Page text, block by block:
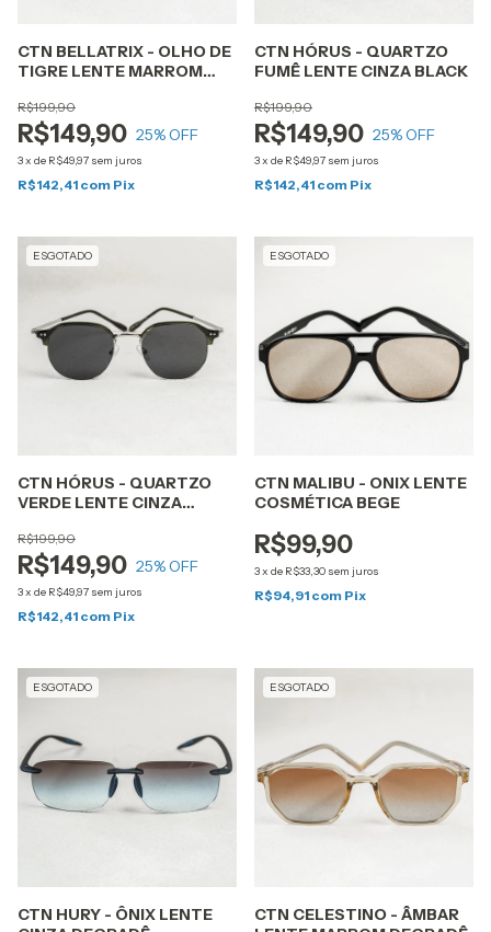
CTN BELLATRIX - OLHO DE
TIGRE LENTE MARROM
R$149,90
R$199,90
25% OFF
3x de R$49,97 sem juros
R$142,41 com Pix
CTN HÓRUS - QUARTZO
FUMÊ LENTE CINZA BLACK
R$149,90
R$199,90
25% OFF
3x de R$49,97 sem juros
R$142,41 com Pix
ESGOTADO
CTN HÓRUS - QUARTZO
VERDE LENTE CINZA
R$149,90
R$199,90
25% OFF
3x de R$49,97 sem juros
R$142,41 com Pix
ESGOTADO
CTN MALIBU - ONIX LENTE
COSMÉTICA BEGE
R$99,90
3x de R$33,30 sem juros
R$94,91 com Pix
ESGOTADO
CTN HURY - ÔNIX LENTE
ESGOTADO
CTN CELESTINO - ÂMBAR